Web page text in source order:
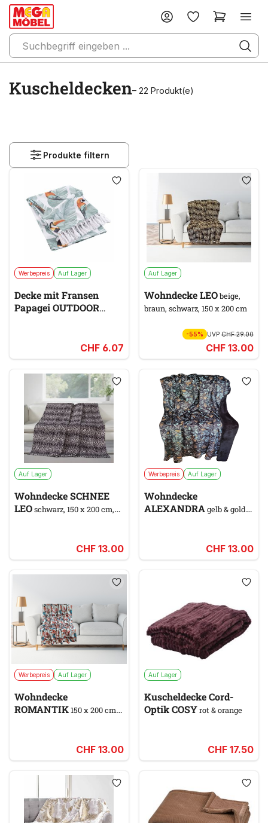
Kuscheldecken– 22 Produkt(e)
Produkte filtern
Werbepreis Auf Lager
Decke mit Fransen
Papagei OUTDOOR
CHF 6.07
Auf Lager
Wohndecke LEObeige,
braun, schwarz, 150 x 200 cm
-55% UVPCHF 29.00
CHF 13.00
Auf Lager
Wohndecke SCHNEE
LEOschwarz, 150 x 200 cm,
CHF 13.00
Werbepreis Auf Lager
Wohndecke
ALEXANDRAgelb & gold,
CHF 13.00
Werbepreis Auf Lager
Wohndecke
ROMANTIK150 x 200 cm,
CHF 13.00
Auf Lager
Kuscheldecke Cord-
Optik COSYrot & orange
CHF 17.50